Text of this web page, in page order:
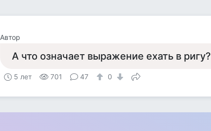
Автор
А что означает выражение ехать в ригу?
5 лет 701 47 0